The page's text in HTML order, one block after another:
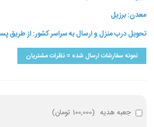
معدن: برزیل
تحویل درب منزل و ارسال به سراسر کشور: از طریق
نمونه سفارشات ارسال شده = نظرات مشتریان
جعبه هدیه (100,000 تومان )